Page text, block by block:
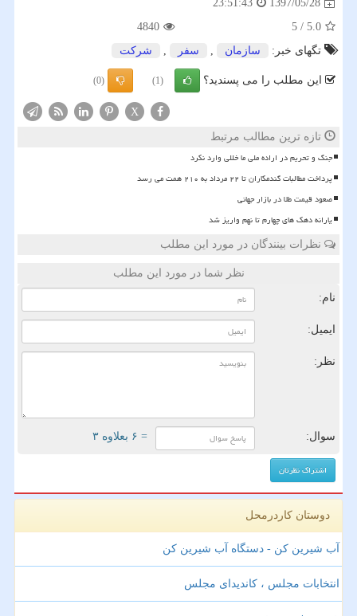
1397/05/28
23:51:43
5.0
/
5
4840
تگهای خبر:
سازمان , سفر , شركت
این مطلب را می پسندید؟ (1)
(0)
X
تازه ترین مطالب مرتبط
جنگ و تحریم در اراده ملی ما خللی وارد نکرد
پرداخت مطالبات گندمکاران تا ۲۲ مرداد به ۲۱۰ همت می رسد
صعود قیمت طلا در بازار جهانی
یارانه دهک های چهارم تا نهم واریز شد
نظرات بینندگان در مورد این مطلب
نظر شما در مورد این مطلب
نام:
ایمیل:
نظر:
سوال: = ۶ بعلاوه ۳
دوستان کاردرمحل
آب شیرین کن - دستگاه آب شیرین کن
انتخابات مجلس ، کاندیدای مجلس